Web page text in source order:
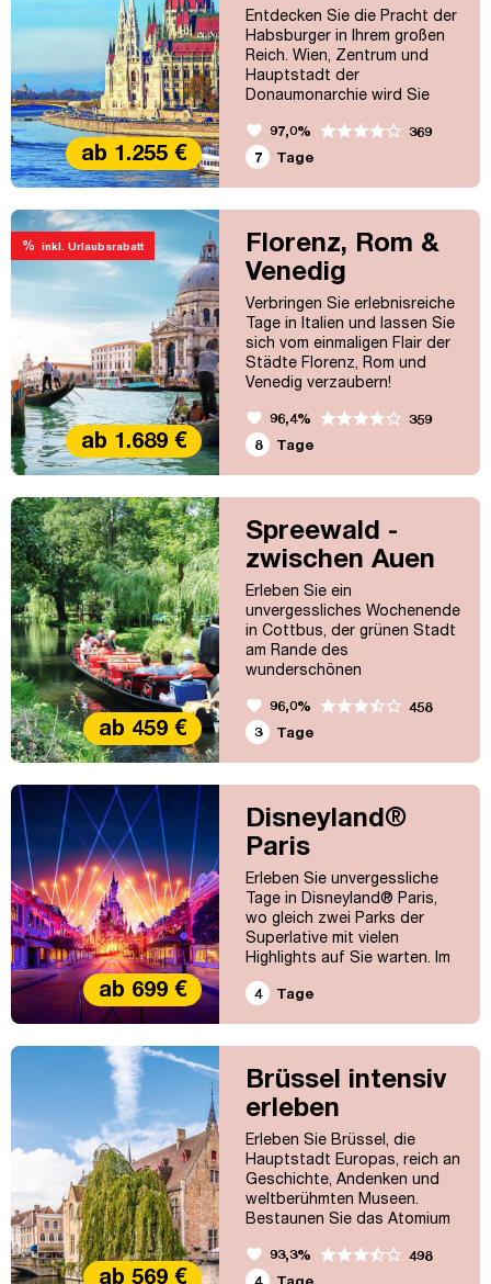
Entdecken Sie die Pracht der
Habsburger in Ihrem großen
Reich. Wien, Zentrum und
Hauptstadt der
Donaumonarchie wird Sie
Budapest mit seinem
Lichterglanz, dem Burgberg
und Heldenplatz, seiner
Lebensfreude wird auch Sie
beeindrucken. Ein Besuch in
der langjährigen
Krönungsstadt Bratislava
und der "Goldenen Stadt"
Ein Besuch in...
ab 1.255 €
favorite 97,0%
369
7
Tage
% inkl. Urlaubsrabatt
Florenz, Rom &
Venedig
Verbringen Sie erlebnisreiche
Tage in Italien und lassen Sie
sich vom einmaligen Flair der
Städte Florenz, Rom und
Venedig verzaubern!
ab 1.689 €
favorite 96,4%
359
8
Tage
Spreewald -
zwischen Auen
und Wäldern
Erleben Sie ein
unvergessliches Wochenende
in Cottbus, der grünen Stadt
am Rande des
wunderschönen
durch die zauberhafte
Altstadt und genießen Sie
eine der schönsten
Naturlandschaften Europas
auf einer Bootspartie.
ab 459 €
favorite 96,0%
458
3
Tage
Disneyland®
Paris
Erleben Sie unvergessliche
Tage in Disneyland® Paris,
wo gleich zwei Parks der
Superlative mit vielen
Highlights auf Sie warten. Im
in fünf zauberhaften
Adventure World erleben Sie
spannende Welten rund um
Pixar, MARVEL und den neuen
Themenbereich "World of
Frozen - die Welt der...
ab 699 € 4 Tage
Brüssel intensiv
erleben
Erleben Sie Brüssel, die
Hauptstadt Europas, reich an
Geschichte, Andenken und
weltberühmten Museen.
Bestaunen Sie das Atomium
imposanten Grand Place, der
zum UNESCO Weltkulturerbe
ab 569 €
favorite 93,3%
498